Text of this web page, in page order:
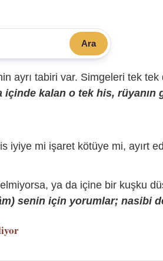
Ara
ayrı tabiri var. Simgeleri tek
içinde kalan o tek his, rüyanın
iyiye mi işaret kötüye mi, ayırt
ya da içine bir kuşku
senin için yorumlar; nasibi